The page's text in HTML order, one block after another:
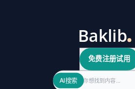
免费注册试用
Search
AI搜索